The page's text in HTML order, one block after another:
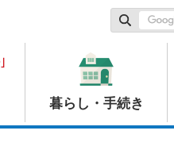
暮らし・手続き